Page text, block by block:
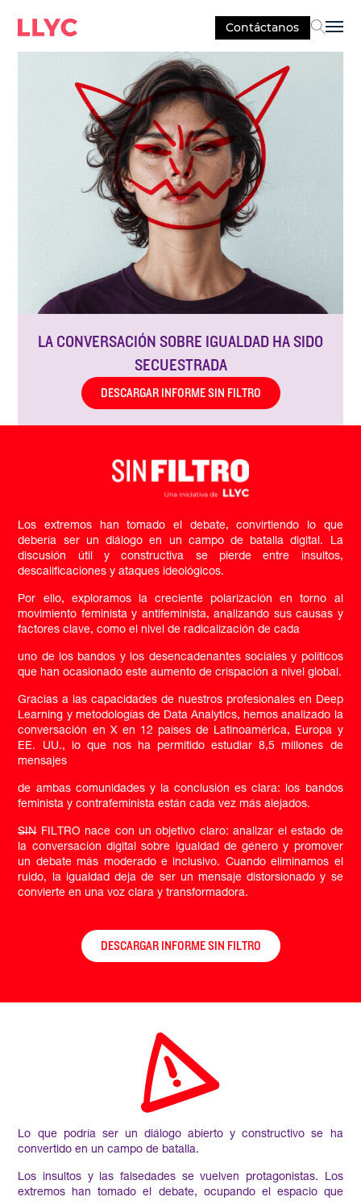
Contáctanos
LA CONVERSACIÓN SOBRE IGUALDAD HA SIDO
SECUESTRADA
DESCARGAR INFORME SIN FILTRO
Los extremos han tomado el debate, convirtiendo lo que
debería ser un diálogo en un campo de batalla digital. La
discusión útil y constructiva se pierde entre insultos,
descalificaciones y ataques ideológicos.
Por ello, exploramos la creciente polarización en torno al
movimiento feminista y antifeminista, analizando sus causas y
factores clave, como el nivel de radicalización de cada
uno de los bandos y los desencadenantes sociales y políticos
que han ocasionado este aumento de crispación a nivel global.
Gracias a las capacidades de nuestros profesionales en Deep
Learning y metodologías de Data Analytics, hemos analizado la
conversación en X en 12 países de Latinoamérica, Europa y
EE. UU., lo que nos ha permitido estudiar 8,5 millones de
mensajes
de ambas comunidades y la conclusión es clara: los bandos
feminista y contrafeminista están cada vez más alejados.
SINFILTRO nace con un objetivo claro: analizar el estado de
la conversación digital sobre igualdad de género y promover
un debate más moderado e inclusivo. Cuando eliminamos el
ruido, la igualdad deja de ser un mensaje distorsionado y se
convierte en una voz clara y transformadora.
DESCARGAR INFORME SIN FILTRO
Lo que podría ser un diálogo abierto y constructivo se ha
convertido en un campo de batalla.
Los insultos y las falsedades se vuelven protagonistas. Los
extremos han tomado el debate, ocupando el espacio que